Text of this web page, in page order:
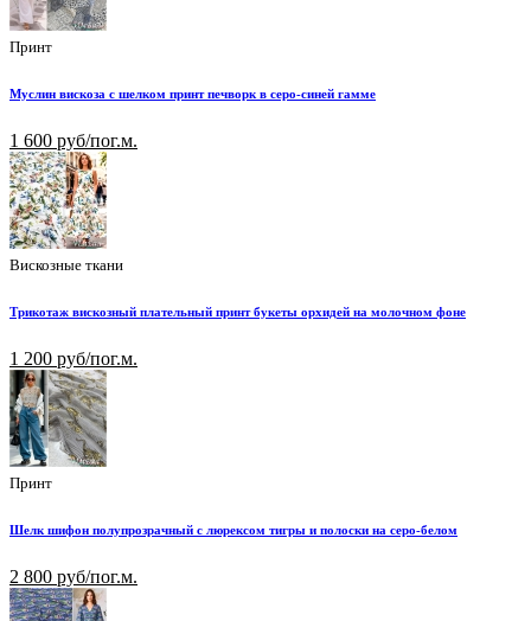
Принт
Муслин вискоза с шелком принт печворк в серо-синей гамме
1 600 руб/пог.м.
Вискозные ткани
Трикотаж вискозный плательный принт букеты орхидей на молочном фоне
1 200 руб/пог.м.
Принт
Шелк шифон полупрозрачный с люрексом тигры и полоски на серо-белом
2 800 руб/пог.м.